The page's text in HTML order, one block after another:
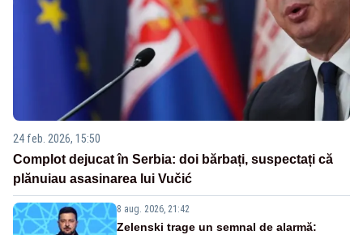
24 feb. 2026, 15:50
Complot dejucat în Serbia: doi bărbați, suspectați că
plănuiau asasinarea lui Vučić
8 aug. 2026, 21:42
Zelenski trage un semnal de alarmă: